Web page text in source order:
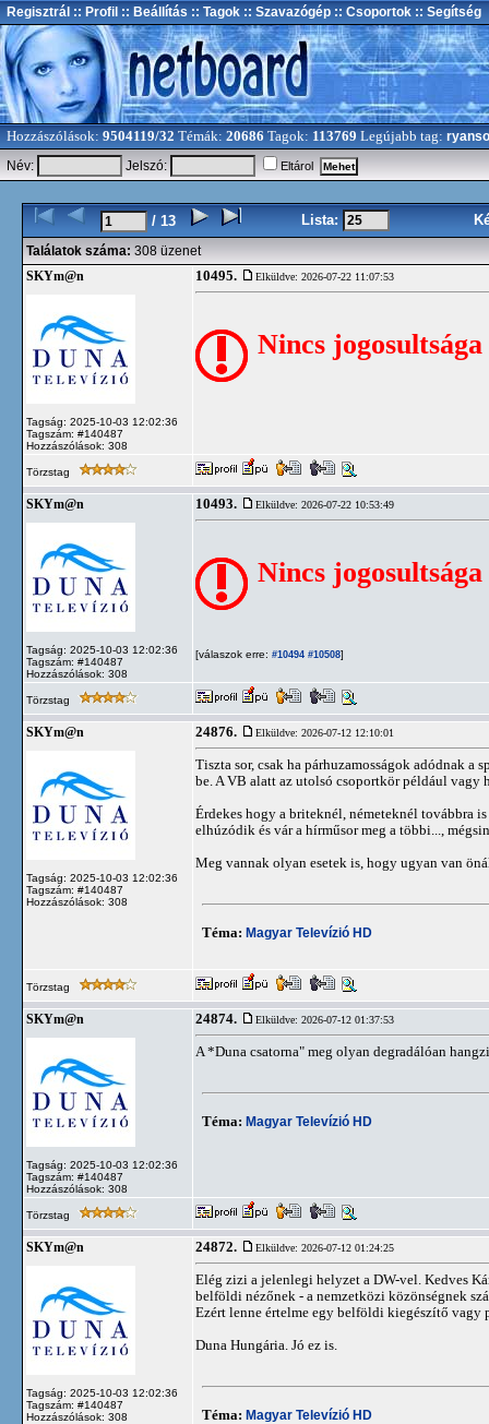
Regisztrál :: Profil :: Beállítás :: Tagok :: Szavazógép :: Csoportok :: Segítség
Hozzászólások: 9504119/32 Témák: 20686 Tagok: 113769 Legújabb tag:
Név:
Jelszó: Eltárol
/ 13 Lista:
Találatok száma: 308 üzenet
SKYm@n
Tagság: 2025-10-03 12:02:36
Tagszám: #140487
Hozzászólások: 308
10495. Elküldve: 2026-07-22 11:07:53
Nincs
Törzstag
SKYm@n
Tagság: 2025-10-03 12:02:36
Tagszám: #140487
Hozzászólások: 308
10493. Elküldve: 2026-07-22 10:53:49
Nincs
[válaszok erre: #10494 #10508]
Törzstag
SKYm@n
Tagság: 2025-10-03 12:02:36
Tagszám: #140487
Hozzászólások: 308
24876. Elküldve: 2026-07-12 12:10:01
Tiszta sor, csak ha párhuzamosságok adódnak
be. A VB alatt az utolsó csoportkör például vagy
Érdekes hogy a briteknél, németeknél továbbra
elhúzódik és vár a hírműsor meg a többi...,
Meg vannak olyan esetek is, hogy ugyan van
Téma: Magyar Televízió HD
Törzstag
SKYm@n
Tagság: 2025-10-03 12:02:36
Tagszám: #140487
Hozzászólások: 308
24874. Elküldve: 2026-07-12 01:37:53
A *Duna csatorna" meg olyan degradálóan
Téma: Magyar Televízió HD
Törzstag
SKYm@n
Tagság: 2025-10-03 12:02:36
Tagszám: #140487
Hozzászólások: 308
24872. Elküldve: 2026-07-12 01:24:25
Elég zizi a jelenlegi helyzet a DW-vel. Kedves
belföldi nézőnek - a nemzetközi közönségnek
Ezért lenne értelme egy belföldi kiegészítő vagy
Duna Hungária. Jó ez is.
Téma: Magyar Televízió HD